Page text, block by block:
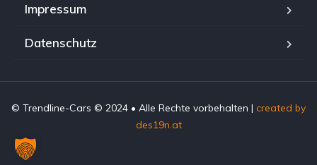
Impressum
Datenschutz
© Trendline-Cars © 2024 • Alle Rechte vorbehalten | created by
des19n.at